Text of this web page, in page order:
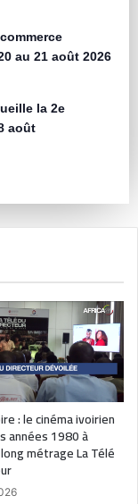
au 21 août 2026
la 2e
août
: le cinéma ivoirien
années 1980 à
métrage La Télé